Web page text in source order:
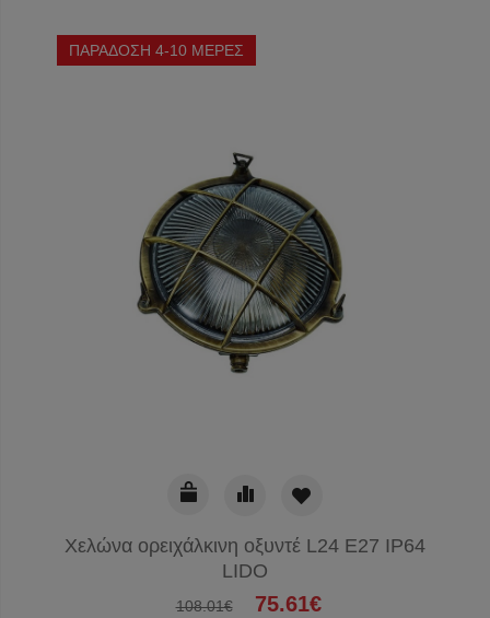
ΠΑΡΑΔΟΣΗ 4-10 ΜΕΡΕΣ
Χελώνα ορειχάλκινη οξυντέ L24 E27 IP64
LIDO
108.01€ 75.61€